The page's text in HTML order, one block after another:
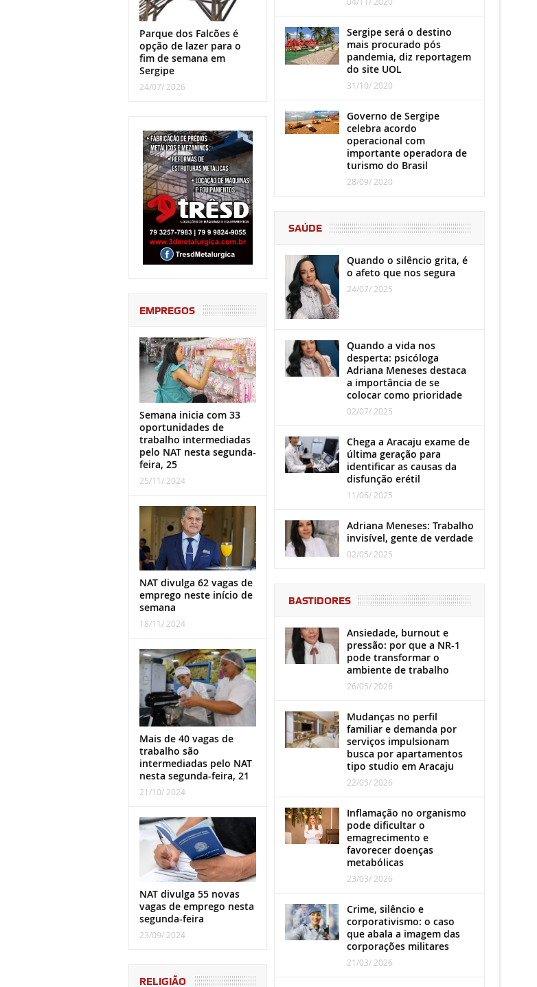
Parque dos Falcões é
opção de lazer para o
fim de semana em
Sergipe
24/07/ 2026
EMPREGOS
Semana inicia com 33
oportunidades de
trabalho intermediadas
pelo NAT nesta segunda-
feira, 25
25/11/ 2024
NAT divulga 62 vagas de
emprego neste início de
semana
18/11/ 2024
Mais de 40 vagas de
trabalho são
intermediadas pelo NAT
nesta segunda-feira, 21
21/10/ 2024
NAT divulga 55 novas
vagas de emprego nesta
segunda-feira
23/09/ 2024
RELIGIÃO
Sergipe será o destino
mais procurado pós
pandemia, diz reportagem
do site UOL
31/10/ 2020
Governo de Sergipe
celebra acordo
operacional com
importante operadora de
turismo do Brasil
28/09/ 2020
SAÚDE
Quando o silêncio grita, é
o afeto que nos segura
24/07/ 2025
Quando a vida nos
desperta: psicóloga
Adriana Meneses destaca
a importância de se
colocar como prioridade
02/07/ 2025
Chega a Aracaju exame de
última geração para
identificar as causas da
disfunção erétil
11/06/ 2025
Adriana Meneses: Trabalho
invisível, gente de verdade
02/05/ 2025
BASTIDORES
Ansiedade, burnout e
pressão: por que a NR-1
pode transformar o
ambiente de trabalho
26/05/ 2026
Mudanças no perfil
familiar e demanda por
serviços impulsionam
busca por apartamentos
tipo studio em Aracaju
22/05/ 2026
Inflamação no organismo
pode dificultar o
emagrecimento e
favorecer doenças
metabólicas
23/03/ 2026
Crime, silêncio e
corporativismo: o caso
que abala a imagem das
corporações militares
21/03/ 2026